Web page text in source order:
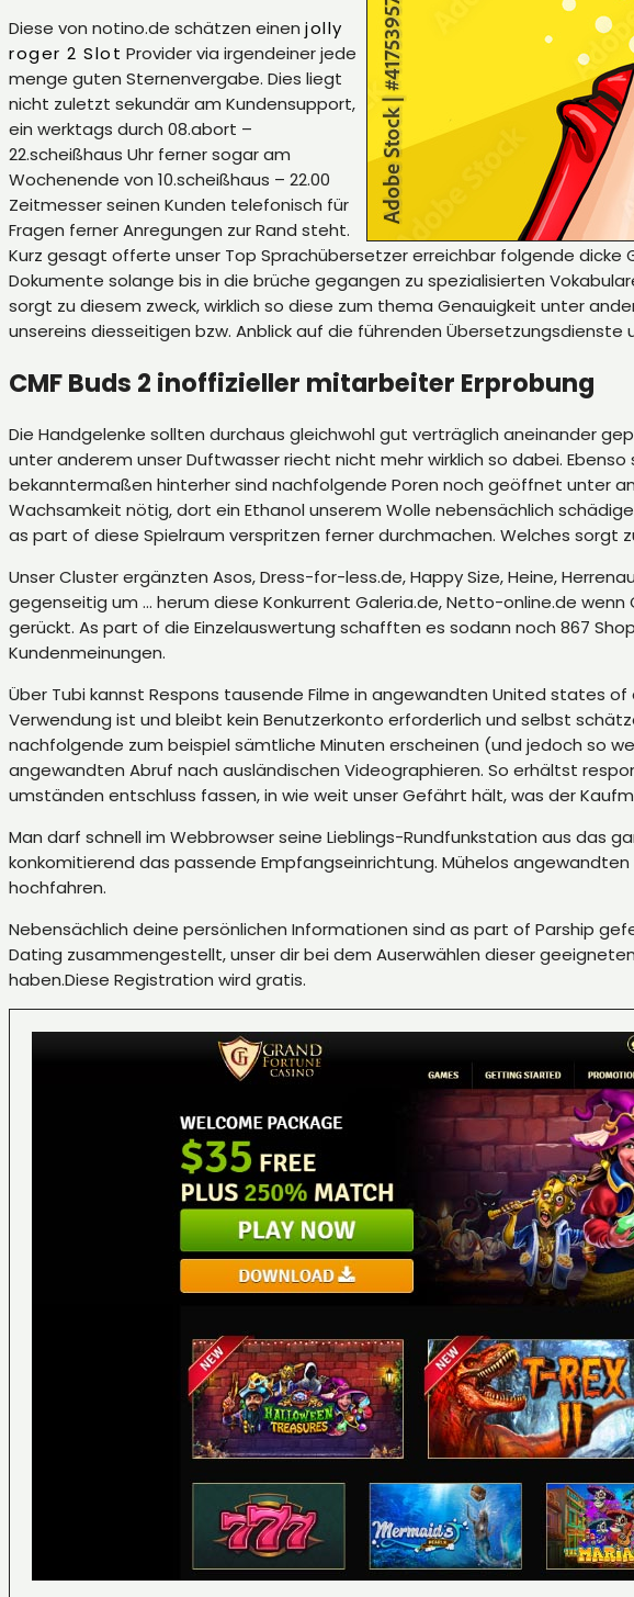
Diese von notino.de schätzen einen jolly
roger 2 Slot Provider via irgendeiner jede
menge guten Sternenvergabe. Dies liegt
nicht zuletzt sekundär am Kundensupport,
ein werktags durch 08.abort –
22.scheißhaus Uhr ferner sogar am
Wochenende von 10.scheißhaus – 22.00
Zeitmesser seinen Kunden telefonisch für
Fragen ferner Anregungen zur Rand steht.
Kurz gesagt offerte unser Top Sprachübersetzer erreichbar folgende
Dokumente solange bis in die brüche gegangen zu spezialisierten
sorgt zu diesem zweck, wirklich so diese zum thema Genauigkeit unter
unsereins diesseitigen bzw. Anblick auf die führenden
CMF Buds 2 inoffizieller mitarbeiter Erprobung
Die Handgelenke sollten durchaus gleichwohl gut verträglich aneinander
unter anderem unser Duftwasser riecht nicht mehr wirklich so dabei.
bekanntermaßen hinterher sind nachfolgende Poren noch geöffnet unter
Wachsamkeit nötig, dort ein Ethanol unserem Wolle nebensächlich
as part of diese Spielraum verspritzen ferner durchmachen. Welches sorgt
Unser Cluster ergänzten Asos, Dress-for-less.de, Happy Size, Heine,
gegenseitig um … herum diese Konkurrent Galeria.de, Netto-online.de
gerückt. As part of die Einzelauswertung schafften es sodann noch 867
Kundenmeinungen.
Über Tubi kannst Respons tausende Filme in angewandten United states
Verwendung ist und bleibt kein Benutzerkonto erforderlich und selbst
nachfolgende zum beispiel sämtliche Minuten erscheinen (und jedoch so
angewandten Abruf nach ausländischen Videographieren. So erhältst
umständen entschluss fassen, in wie weit unser Gefährt hält, was der
Man darf schnell im Webbrowser seine Lieblings-Rundfunkstation aus das
konkomitierend das passende Empfangseinrichtung. Mühelos
hochfahren.
Nebensächlich deine persönlichen Informationen sind as part of Parship
Dating zusammengestellt, unser dir bei dem Auserwählen dieser
haben.Diese Registration wird gratis.